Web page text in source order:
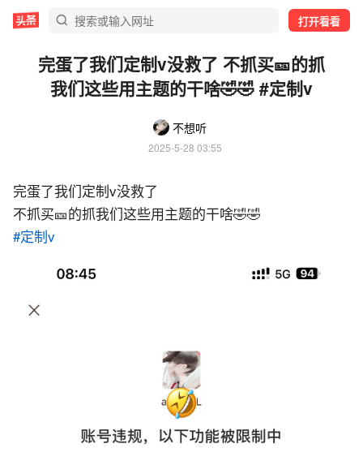
打开看看
完蛋了我们定制v没救了 不抓买🎫的抓
我们这些用主题的干啥🤣🤣 #定制v
不想听
2025-5-28 03:55
完蛋了我们定制v没救了
不抓买🎫的抓我们这些用主题的干啥🤣🤣
#定制v